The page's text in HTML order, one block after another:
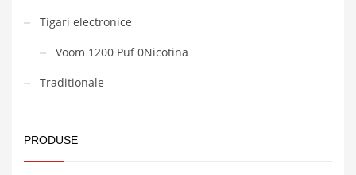
Tigari electronice
Voom 1200 Puf 0Nicotina
Traditionale
PRODUSE